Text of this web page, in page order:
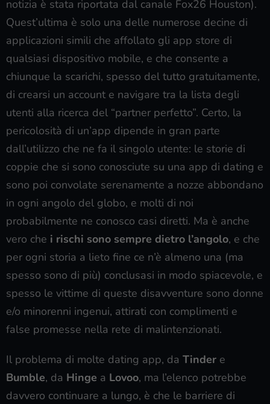
notizia è stata riportata dal canale Fox26 Houston).
Quest’ultima è solo una delle numerose decine di
applicazioni simili che affollato gli app store di
qualsiasi dispositivo mobile, e che consente a
chiunque la scarichi, spesso del tutto gratuitamente,
di crearsi un account e navigare tra la lista degli
utenti alla ricerca del “partner perfetto”. Certo, la
pericolosità di un’app dipende in gran parte
dall’utilizzo che ne fa il singolo utente: le storie di
coppie che si sono conosciute su una app di dating e
sono poi convolate serenamente a nozze abbondano
in ogni angolo del globo, e molti di noi
probabilmente ne conosco casi diretti. Ma è anche
vero che i rischi sono sempre dietro l’angolo, e che
per ogni storia a lieto fine ce n’è almeno una (ma
spesso sono di più) conclusasi in modo spiacevole, e
spesso le vittime di queste disavventure sono donne
e/o minorenni ingenui, attirati con complimenti e
false promesse nella rete di malintenzionati.
Il problema di molte dating app, da Tinder e
Bumble, da Hinge a Lovoo, ma l’elenco potrebbe
davvero continuare a lungo, è che le barriere di